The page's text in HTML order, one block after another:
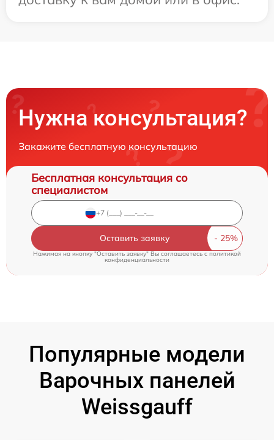
Нужна консультация?
Закажите бесплатную консультацию
Бесплатная консультация со
специалистом
Оставить заявку
Нажимая на кнопку "Оставить заявку" Вы соглашаетесь cполитикой
конфиденциальности
Популярные модели
Варочных панелей
Weissgauff